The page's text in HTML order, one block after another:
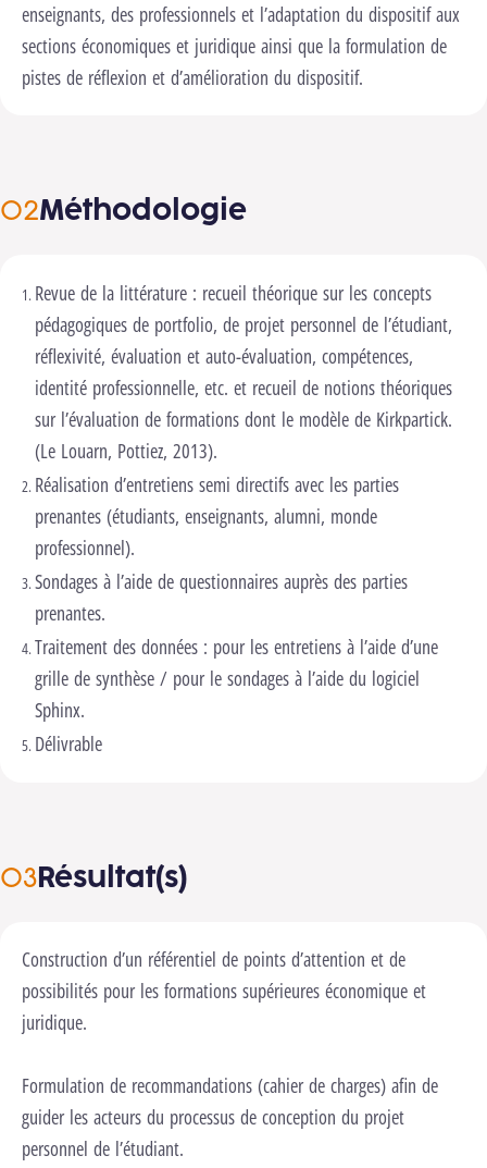
enseignants, des professionnels et l’adaptation du dispositif aux
sections économiques et juridique ainsi que la formulation de
pistes de réflexion et d’amélioration du dispositif.
Méthodologie
Revue de la littérature : recueil théorique sur les concepts
pédagogiques de portfolio, de projet personnel de l’étudiant,
réflexivité, évaluation et auto-évaluation, compétences,
identité professionnelle, etc. et recueil de notions théoriques
sur l’évaluation de formations dont le modèle de Kirkpartick.
(Le Louarn, Pottiez, 2013).​
Réalisation d’entretiens semi directifs avec les parties
prenantes (étudiants, enseignants, alumni, monde
professionnel).
Sondages à l’aide de questionnaires auprès des parties
prenantes.
Traitement des données : pour les entretiens à l’aide d’une
grille de synthèse / pour le sondages à l’aide du logiciel
Sphinx.
Délivrable
Résultat(s)
Construction d’un référentiel de points d’attention et de
possibilités pour les formations supérieures économique et
juridique.
Formulation de recommandations (cahier de charges) afin de
guider les acteurs du processus de conception du projet
personnel de l’étudiant.